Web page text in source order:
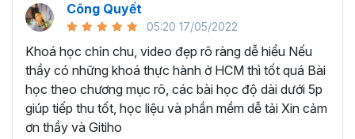
Nắm được các bước sản xuất và chỉnh sửa video từ
A-Z.
Làm chủ các kỹ năng quay phim cơ bản: cách điều
chỉnh ánh sáng, bố cục, động tác quay,...
Làm chủ các kỹ năng biên tập cơ bản: cách dựng,
cắt, tạo hiệu ứng, chỉnh màu cho video,... bằng
Capcutvà Premier.
Công Quyết
05:20 17/05/2022
Khoá học chỉn chu, video đẹp rõ ràng dễ hiểu Nếu
thầy có những khoá thực hành ở HCM thì tốt quá Bài
học theo chương mục rõ, các bài học độ dài dưới 5p
giúp tiếp thu tốt, học liệu và phần mềm dễ tải Xin cảm
ơn thầy và Gitiho